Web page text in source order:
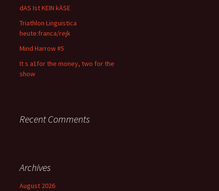
dAS Ist KEIN kÄSE
Triathlon Linguistica
heute:franca/rejk
Mind Harrow #5
It s a1for the money, two for the
show
Recent Comments
Archives
August 2026